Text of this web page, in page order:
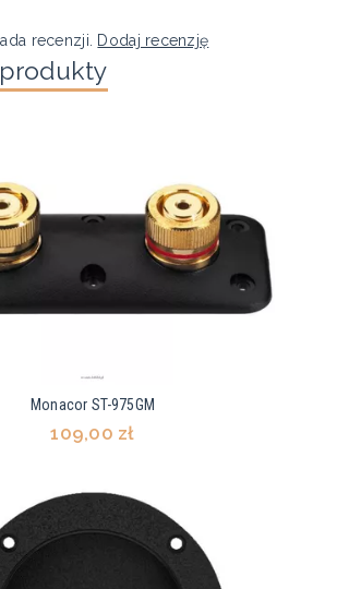
recenzji. Dodaj recenzję
Monacor ST-975GM
109,00 zł